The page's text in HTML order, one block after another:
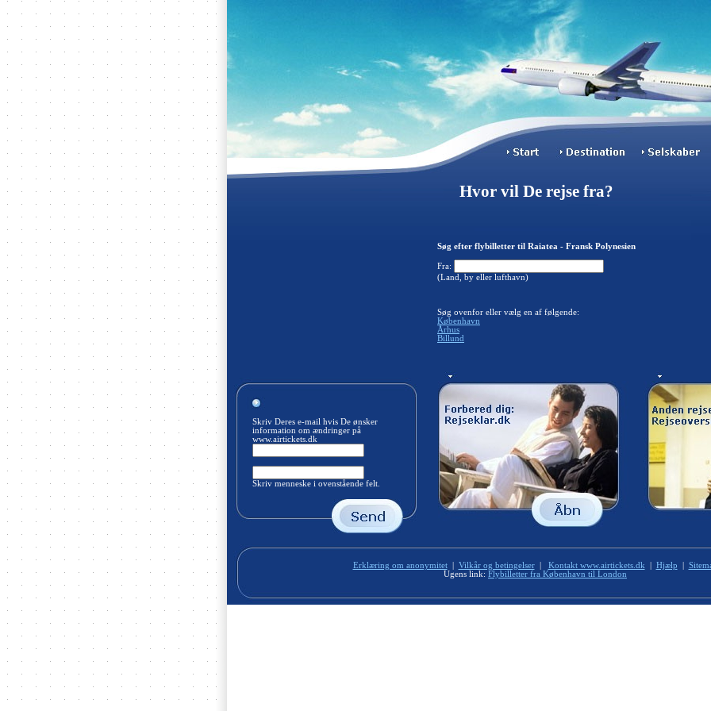
Hvor vil De rejse fra?
Søg efter flybilletter til Raiatea - Fransk Polynesien
Fra:
(Land, by eller lufthavn)
Søg ovenfor eller vælg en af følgende:
København
Århus
Billund
Skriv Deres e-mail hvis De ønsker
information om ændringer på
www.airtickets.dk
Skriv menneske i ovenstående felt.
Erklæring om anonymitet| Vilkår og betingelser| Kontakt www.airtickets.dk Hjælp
Ugens link: Flybilletter fra København til London